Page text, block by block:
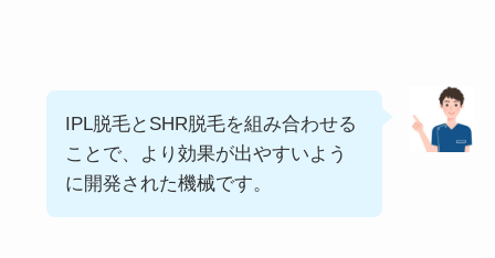
IPL脱毛とSHR脱毛を組み合わせる
ことで、より効果が出やすいよう
に開発された機械です。